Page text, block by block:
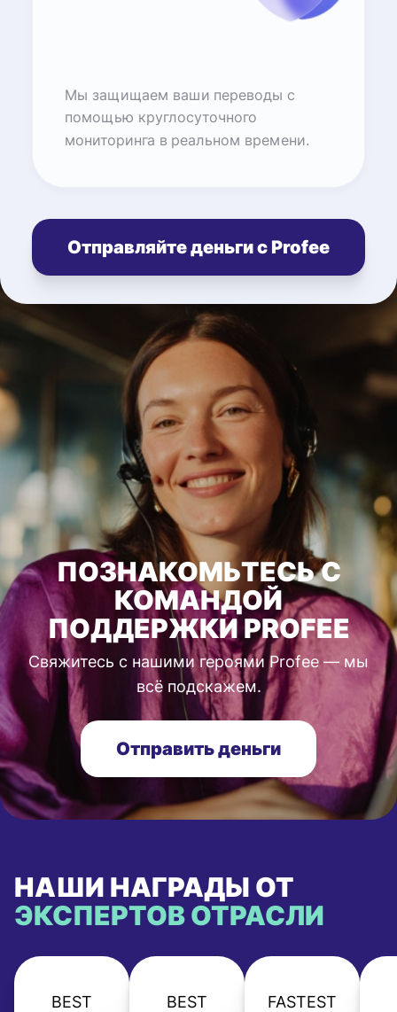
Мы защищаем ваши переводы с
помощью круглосуточного
мониторинга в реальном времени.
Отправляйте деньги с Profee
ПОЗНАКОМЬТЕСЬ С
КОМАНДОЙ
ПОДДЕРЖКИ PROFEE
Свяжитесь с нашими героями Profee — мы
всё подскажем.
Отправить деньги
НАШИ НАГРАДЫ ОТ
ЭКСПЕРТОВ ОТРАСЛИ
BEST BEST
FASTEST